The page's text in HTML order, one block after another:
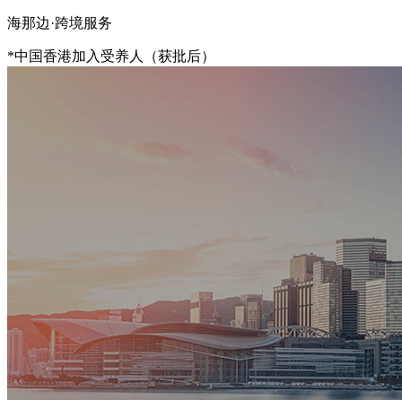
海那边·跨境服务
*中国香港加入受养人（获批后）